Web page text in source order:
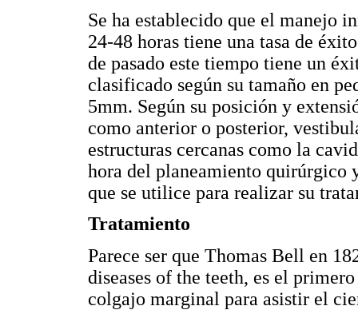
Se ha establecido que el manejo
24-48 horas tiene una tasa de
de pasado este tiempo tiene un
clasificado según su tamaño en
5mm. Según su posición y
como anterior o posterior,
estructuras cercanas como la
hora del planeamiento quirúrgico
que se utilice para realizar su
Tratamiento
Parece ser que Thomas Bell en
diseases of the teeth, es el
colgajo marginal para asistir el